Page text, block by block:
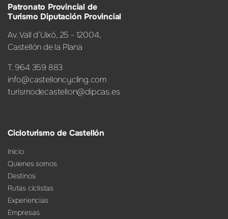
Patronato Provincial de
Turismo Diputación Provincial
Av. Vall d’Uixó, 25 - 12004,
Castellón de la Plana
T. 964 359 883
info@castelloncycling.com
turismodecastellon@dipcas.es
Cicloturismo de Castellón
Inicio
Quienes somos
Destinos
Rutas ciclistas
Experiencias
Empresas